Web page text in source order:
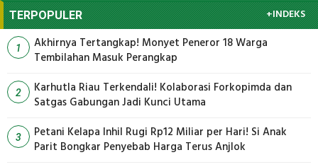
TERPOPULER +INDEKS
1
Akhirnya Tertangkap! Monyet Peneror 18 Warga
Tembilahan Masuk Perangkap
2
Karhutla Riau Terkendali! Kolaborasi Forkopimda dan
Satgas Gabungan Jadi Kunci Utama
3
Petani Kelapa Inhil Rugi Rp12 Miliar per Hari! Si Anak
Parit Bongkar Penyebab Harga Terus Anjlok